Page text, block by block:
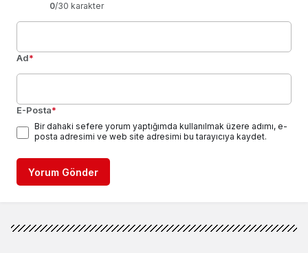
0/30 karakter
Ad*
E-Posta*
Bir dahaki sefere yorum yaptığımda kullanılmak üzere adımı, e-
posta adresimi ve web site adresimi bu tarayıcıya kaydet.
Yorum Gönder